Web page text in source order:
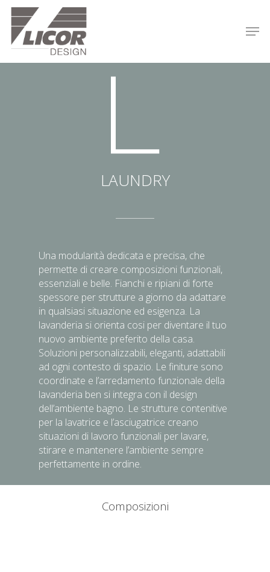
Skip
main
content
LAUNDRY
Una modularità dedicata e precisa, che
permette di creare composizioni funzionali,
essenziali e belle. Fianchi e ripiani di forte
spessore per strutture a giorno da adattare
in qualsiasi situazione ed esigenza. La
lavanderia si orienta cosi per diventare il tuo
nuovo ambiente preferito della casa.
Soluzioni personalizzabili, eleganti, adattabili
ad ogni contesto di spazio. Le finiture sono
coordinate e l’arredamento funzionale della
lavanderia ben si integra con il design
dell’ambiente bagno. Le strutture contenitive
per la lavatrice e l’asciugatrice creano
situazioni di lavoro funzionali per lavare,
stirare e mantenere l’ambiente sempre
perfettamente in ordine.
Composizioni
Close